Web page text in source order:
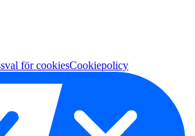
för cookiesCookiepolicy